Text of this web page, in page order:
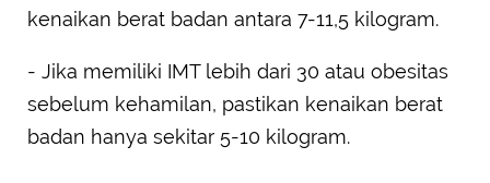
kenaikan berat badan antara 7-11,5 kilogram.
- Jika memiliki IMT lebih dari 30 atau obesitas
sebelum kehamilan, pastikan kenaikan berat
badan hanya sekitar 5-10 kilogram.